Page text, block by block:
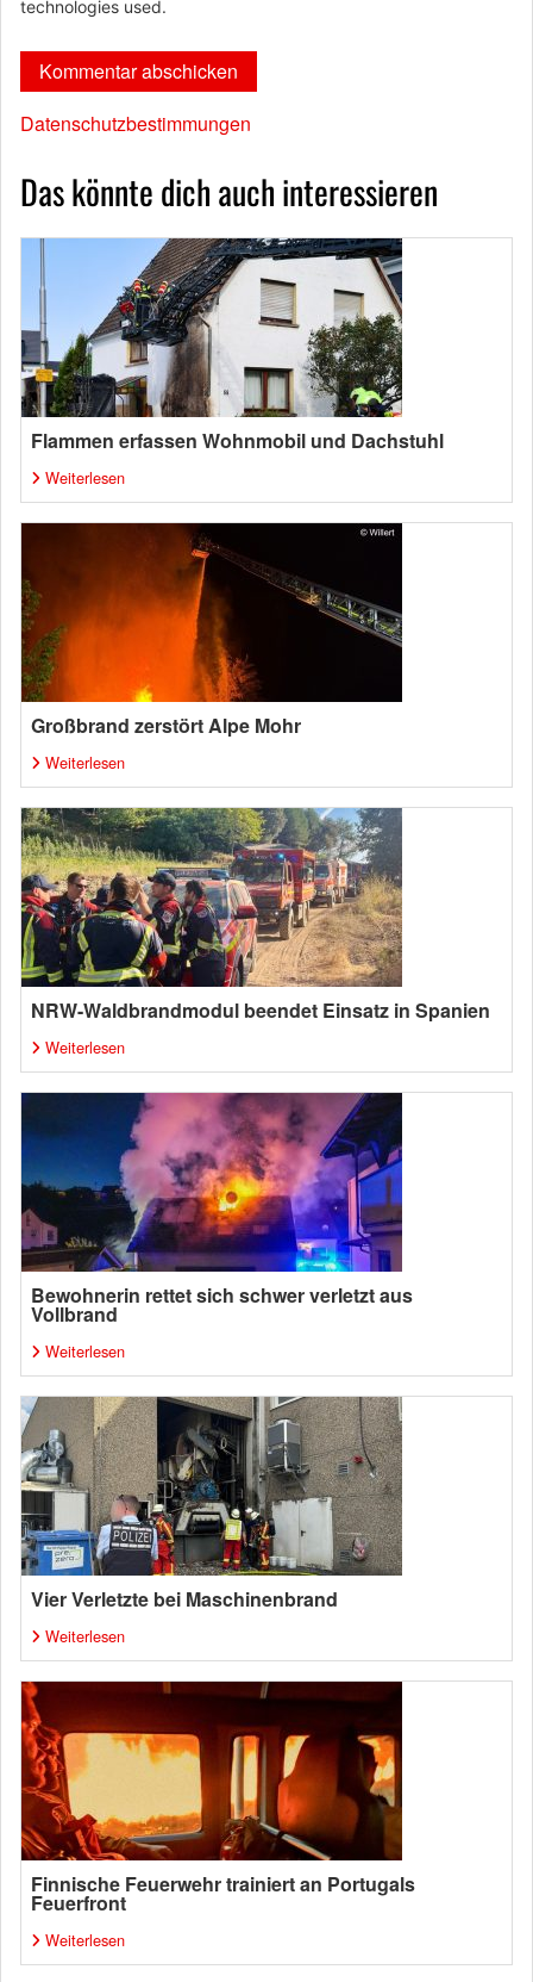
technologies used.
Datenschutzbestimmungen
Das könnte dich auch interessieren
Flammen erfassen Wohnmobil und Dachstuhl
Weiterlesen
Großbrand zerstört Alpe Mohr
Weiterlesen
NRW-Waldbrandmodul beendet Einsatz in Spanien
Weiterlesen
Bewohnerin rettet sich schwer verletzt aus
Vollbrand
Weiterlesen
Vier Verletzte bei Maschinenbrand
Weiterlesen
Finnische Feuerwehr trainiert an Portugals
Feuerfront
Weiterlesen